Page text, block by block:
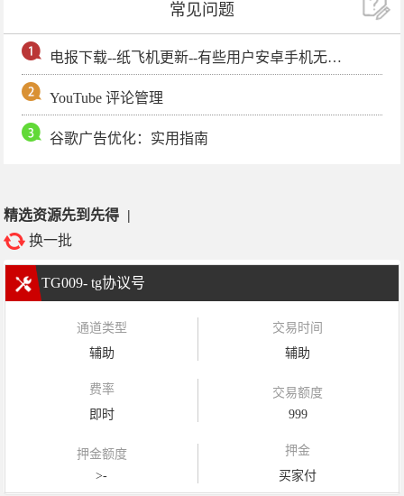
常见问题
电报下载--纸飞机更新--有些用户安卓手机无法更新电报软件
YouTube 评论管理
谷歌广告优化：实用指南
精选资源先到先得 |
换一批
TG009- tg协议号
通道类型
辅助
交易时间
辅助
费率
即时
交易额度
999
押金额度
>-
押金
买家付